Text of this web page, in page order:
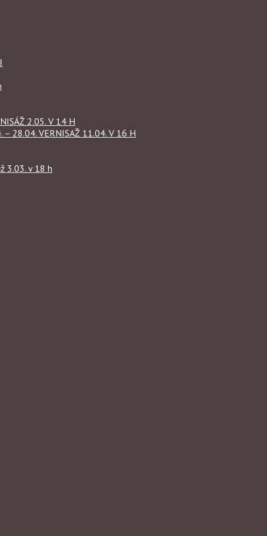
2.05. V 14 H
– 28.04. VERNISAŽ 11.04. V 16 H
3.03. v 18 h